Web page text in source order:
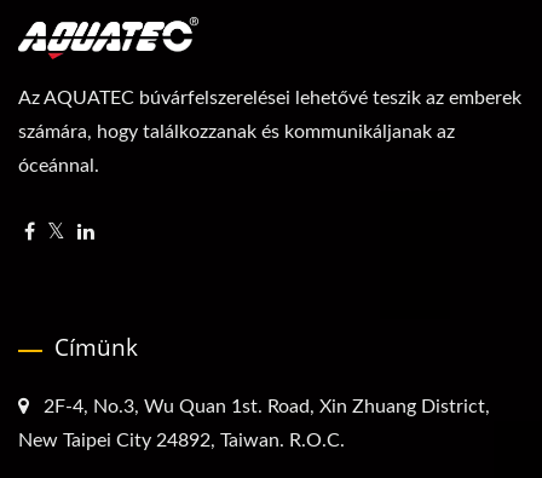
Az AQUATEC búvárfelszerelései lehetővé teszik az emberek
számára, hogy találkozzanak és kommunikáljanak az
óceánnal.
Címünk
2F-4, No.3, Wu Quan 1st. Road, Xin Zhuang District,
New Taipei City 24892, Taiwan. R.O.C.